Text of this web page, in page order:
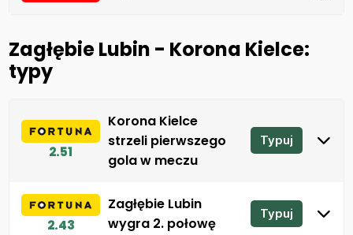
Zagłębie Lubin - Korona Kielce:
typy
2.51
Korona Kielce
strzeli pierwszego
gola w meczu
Typuj
2.43
Zagłębie Lubin
wygra 2. połowę
Typuj